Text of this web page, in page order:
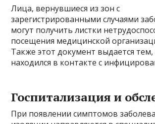
Лица, вернувшиеся из зон с
зарегистрированными случаями
могут получить листки
посещения медицинской
Также этот документ выдается тем,
находился в контакте с
Госпитализация и
При появлении симптомов